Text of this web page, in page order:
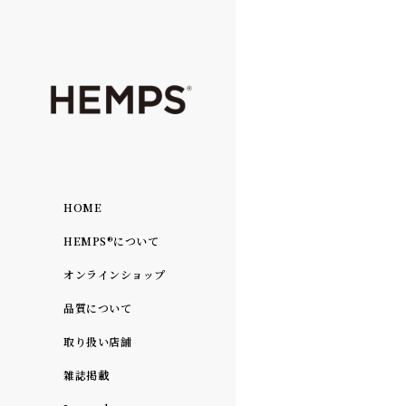
HOME
HEMPS®について
オンラインショップ
品質について
取り扱い店舗
雑誌掲載